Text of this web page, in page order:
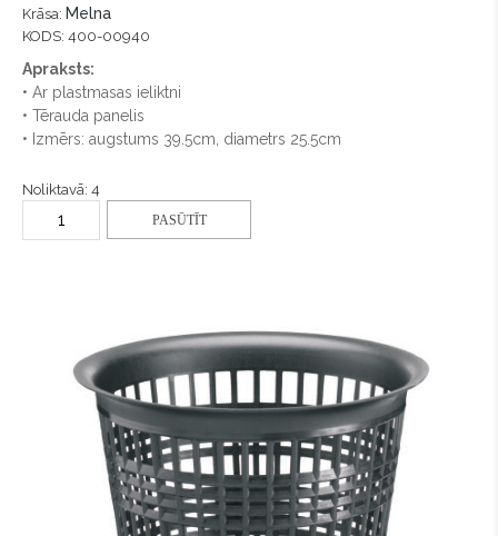
Krāsa: Melna
KODS: 400-00940
Apraksts:
• Ar plastmasas ieliktni
• Tērauda panelis
• Izmērs: augstums 39.5cm, diametrs 25.5cm
Noliktavā: 4
PASŪTĪT